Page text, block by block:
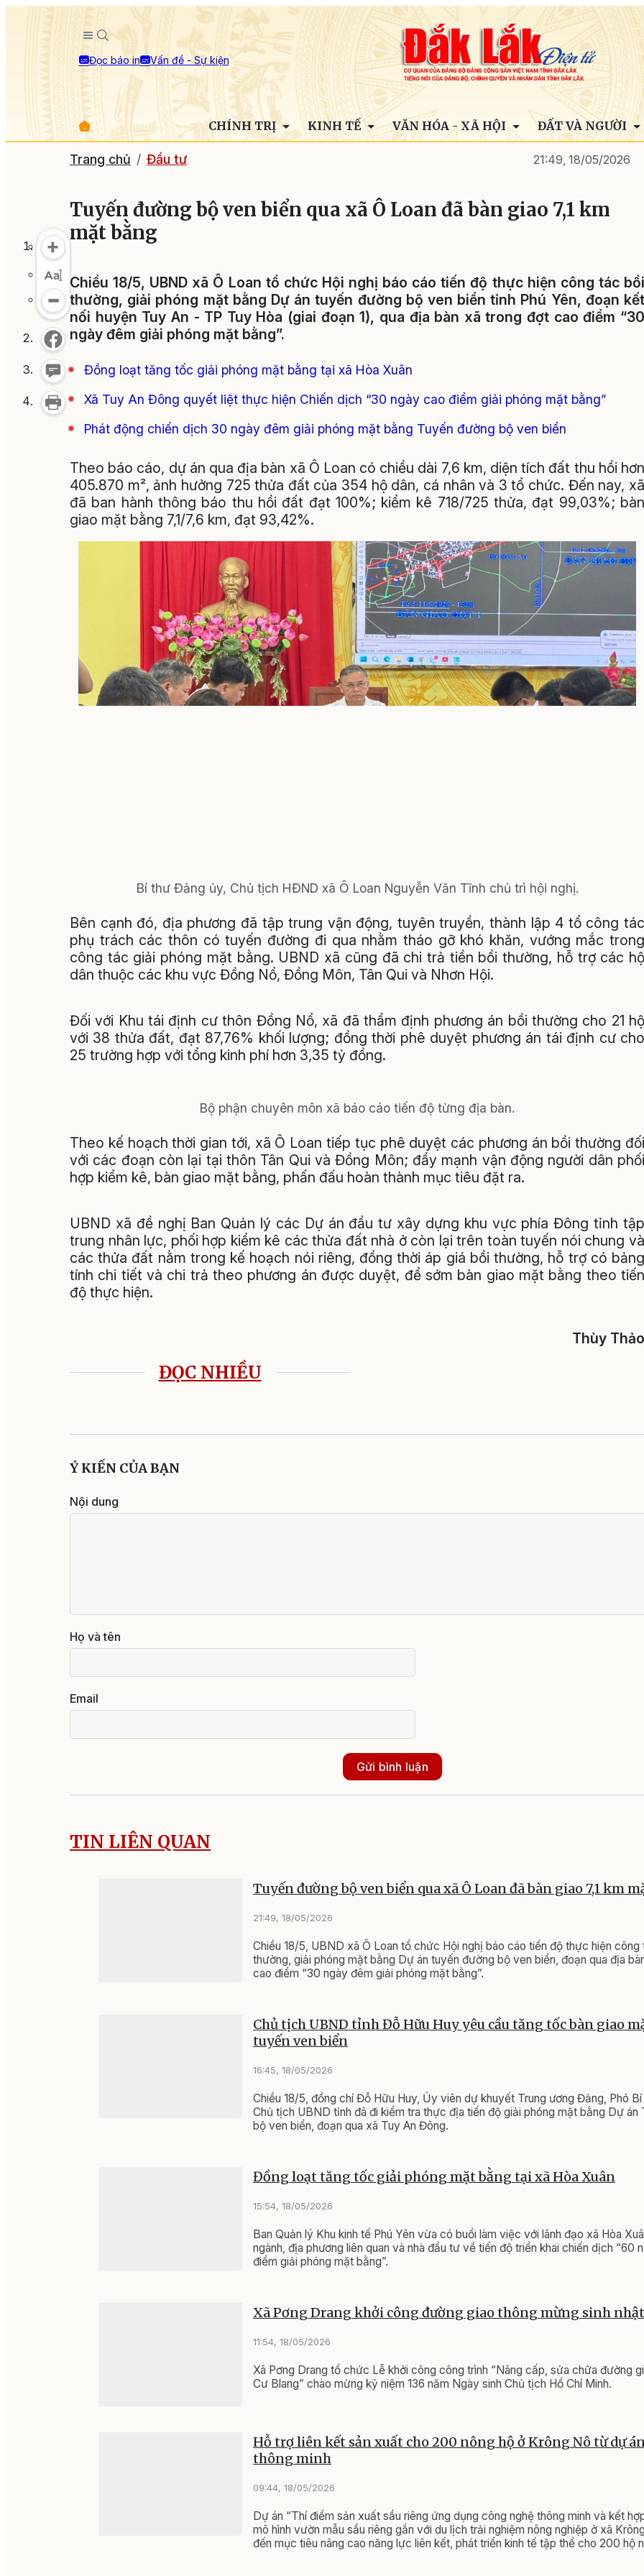
Đọc báo in Vấn đề - Sự kiện
CHÍNH TRỊ KINH TẾ VĂN HÓA - XÃ HỘI ĐẤT VÀ NGƯỜI
Trang chủ Đầu tư 21:49, 18/05/2026
Tuyến đường bộ ven biển qua xã Ô Loan đã bàn giao 7,1 km
mặt bằng
Chiều 18/5, UBND xã Ô Loan tổ chức Hội nghị báo cáo tiến độ thực hiện công tác bồi
thường, giải phóng mặt bằng Dự án tuyến đường bộ ven biển tỉnh Phú Yên, đoạn kết
nối huyện Tuy An - TP Tuy Hòa (giai đoạn 1), qua địa bàn xã trong đợt cao điểm “30
ngày đêm giải phóng mặt bằng”.
Đồng loạt tăng tốc giải phóng mặt bằng tại xã Hòa Xuân
Xã Tuy An Đông quyết liệt thực hiện Chiến dịch “30 ngày cao điểm giải phóng mặt bằng”
Phát động chiến dịch 30 ngày đêm giải phóng mặt bằng Tuyến đường bộ ven biển
Theo báo cáo, dự án qua địa bàn xã Ô Loan có chiều dài 7,6 km, diện tích đất thu hồi hơn
405.870 m², ảnh hưởng 725 thửa đất của 354 hộ dân, cá nhân và 3 tổ chức. Đến nay, xã
đã ban hành thông báo thu hồi đất đạt 100%; kiểm kê 718/725 thửa, đạt 99,03%; bàn
giao mặt bằng 7,1/7,6 km, đạt 93,42%.
Bí thư Đảng ủy, Chủ tịch HĐND xã Ô Loan Nguyễn Văn Tĩnh chủ trì hội nghị.
Bên cạnh đó, địa phương đã tập trung vận động, tuyên truyền, thành lập 4 tổ công tác
phụ trách các thôn có tuyến đường đi qua nhằm tháo gỡ khó khăn, vướng mắc trong
công tác giải phóng mặt bằng. UBND xã cũng đã chi trả tiền bồi thường, hỗ trợ các hộ
dân thuộc các khu vực Đồng Nổ, Đồng Môn, Tân Qui và Nhơn Hội.
Đối với Khu tái định cư thôn Đồng Nổ, xã đã thẩm định phương án bồi thường cho 21 hộ
với 38 thửa đất, đạt 87,76% khối lượng; đồng thời phê duyệt phương án tái định cư cho
25 trường hợp với tổng kinh phí hơn 3,35 tỷ đồng.
Bộ phận chuyên môn xã báo cáo tiến độ từng địa bàn.
Theo kế hoạch thời gian tới, xã Ô Loan tiếp tục phê duyệt các phương án bồi thường đối
với các đoạn còn lại tại thôn Tân Qui và Đồng Môn; đẩy mạnh vận động người dân phối
hợp kiểm kê, bàn giao mặt bằng, phấn đấu hoàn thành mục tiêu đặt ra.
UBND xã đề nghị Ban Quản lý các Dự án đầu tư xây dựng khu vực phía Đông tỉnh tập
trung nhân lực, phối hợp kiểm kê các thửa đất nhà ở còn lại trên toàn tuyến nói chung và
các thửa đất nằm trong kế hoạch nói riêng, đồng thời áp giá bồi thường, hỗ trợ có bảng
tính chi tiết và chi trả theo phương án được duyệt, để sớm bàn giao mặt bằng theo tiến
độ thực hiện.
Thùy Thảo
ĐỌC NHIỀU
Ý KIẾN CỦA BẠN
Nội dung
Họ và tên
Email
Gửi bình luận
TIN LIÊN QUAN
Tuyến đường bộ ven biển qua xã Ô Loan đã bàn giao 7,1 km
21:49, 18/05/2026
Chiều 18/5, UBND xã Ô Loan tổ chức Hội nghị báo cáo tiến độ thực hiện công
thường, giải phóng mặt bằng Dự án tuyến đường bộ ven biển, đoạn qua địa
cao điểm “30 ngày đêm giải phóng mặt bằng”.
Chủ tịch UBND tỉnh Đỗ Hữu Huy yêu cầu tăng tốc bàn giao
tuyến ven biển
16:45, 18/05/2026
Chiều 18/5, đồng chí Đỗ Hữu Huy, Ủy viên dự khuyết Trung ương Đảng, Phó
Chủ tịch UBND tỉnh đã đi kiểm tra thực địa tiến độ giải phóng mặt bằng Dự án
bộ ven biển, đoạn qua xã Tuy An Đông.
Đồng loạt tăng tốc giải phóng mặt bằng tại xã Hòa Xuân
15:54, 18/05/2026
Ban Quản lý Khu kinh tế Phú Yên vừa có buổi làm việc với lãnh đạo xã Hòa
ngành, địa phương liên quan và nhà đầu tư về tiến độ triển khai chiến dịch “60
điểm giải phóng mặt bằng”.
Xã Pơng Drang khởi công đường giao thông mừng sinh nhật
11:54, 18/05/2026
Xã Pơng Drang tổ chức Lễ khởi công công trình “Nâng cấp, sửa chữa đường
Cư Blang” chào mừng kỷ niệm 136 năm Ngày sinh Chủ tịch Hồ Chí Minh.
Hỗ trợ liên kết sản xuất cho 200 nông hộ ở Krông Nô từ dự
thông minh
09:44, 18/05/2026
Dự án “Thí điểm sản xuất sầu riêng ứng dụng công nghệ thông minh và kết
mô hình vườn mẫu sầu riêng gắn với du lịch trải nghiệm nông nghiệp ở xã
đến mục tiêu nâng cao năng lực liên kết, phát triển kinh tế tập thể cho 200 hộ